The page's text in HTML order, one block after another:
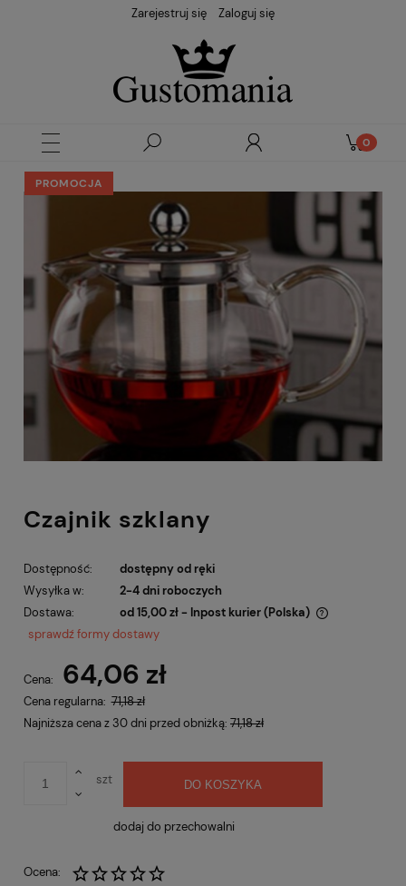
Zarejestruj się Zaloguj się
PROMOCJA
Czajnik szklany
Dostępność:
dostępny od ręki
Wysyłka w:
2-4 dni roboczych
Dostawa:
od 15,00 zł - Inpost kurier (Polska)
Cena nie zawiera ewentualnych kosztów płatności
sprawdź formy dostawy
Cena: 64,06 zł
Cena regularna: 71,18 zł
Najniższa cena z 30 dni przed obniżką: 71,18 zł
szt DO KOSZYKA
dodaj do przechowalni
Ocena: